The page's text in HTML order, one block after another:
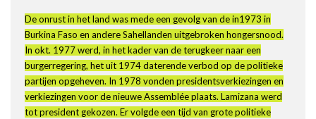
De onrust in het land was mede een gevolg van de in1973 in
Burkina Faso en andere Sahellanden uitgebroken hongersnood.
In okt. 1977 werd, in het kader van de terugkeer naar een
burgerregering, het uit 1974 daterende verbod op de politieke
partijen opgeheven. In 1978 vonden presidentsverkiezingen en
verkiezingen voor de nieuwe Assemblée plaats. Lamizana werd
tot president gekozen. Er volgde een tijd van grote politieke